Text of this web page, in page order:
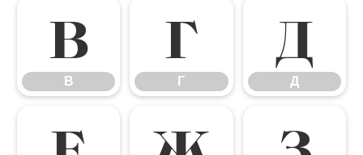
В
В
Г
Г
Д
Д